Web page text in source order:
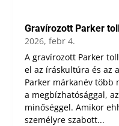
Gravírozott Parker
2026, febr 4.
A gravírozott Parker
el az íráskultúra és az
Parker márkanév több
a megbízhatósággal,
minőséggel. Amikor
személyre szabott...